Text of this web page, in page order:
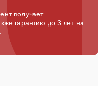
получает
гарантию до 3 лет на